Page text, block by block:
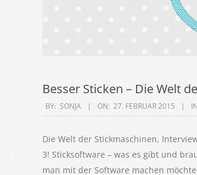
Besser Sticken – Die Welt
2015-
27
BY: SONJA ON: 27. FEBRUAR 2015
Die Welt der Stickmaschinen,
3! Sticksoftware – was es gibt und
man mit der Software machen